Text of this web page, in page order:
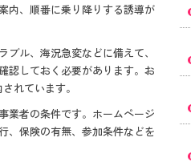
内、順番に乗り降りする誘導が
ル、海況急変などに備えて、
認しておく必要があります。お
れています。
業者の条件です。ホームページ
、保険の有無、参加条件などを